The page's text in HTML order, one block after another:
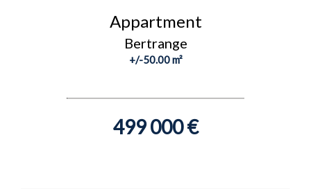
Appartment
Bertrange
+/-50.00 m²
499 000 €